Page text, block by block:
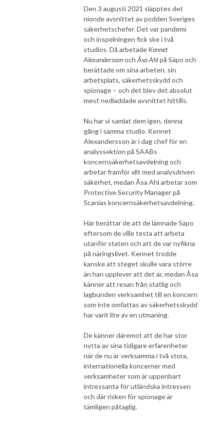
Den 3 augusti 2021 släpptes det
nionde avsnittet av podden Sveriges
säkerhetschefer. Det var pandemi
och inspelningen fick ske i två
studios. Då arbetade Kennet
Alexanderssonoch Åsa Ahlpå Säpo och
berättade om sina arbeten, sin
arbetsplats, säkerhetsskydd och
spionage – och det blev det absolut
mest nedladdade avsnittet hittills.
Nu har vi samlat dem igen, denna
gång i samma studio. Kennet
Alexandersson är i dag chef för en
analyssektion på SAABs
koncernsäkerhetsavdelning och
arbetar framför allt med analysdriven
säkerhet, medan Åsa Ahl arbetar som
Protective Security Manager på
Scanias koncernsäkerhetsavdelning.
Här berättar de att de lämnade Säpo
eftersom de ville testa att arbeta
utanför staten och att de var nyfikna
på näringslivet. Kennet trodde
kanske att steget skulle vara större
än han upplever att det är, medan Åsa
känner att resan från statlig och
lagbunden verksamhet till en koncern
som inte omfattas av säkerhetsskydd
har varit lite av en utmaning.
De känner däremot att de har stor
nytta av sina tidigare erfarenheter
när de nu är verksamma i två stora,
internationella koncerner med
verksamheter som är uppenbart
intressanta för utländska intressen
och där risken för spionage är
tämligen påtaglig.